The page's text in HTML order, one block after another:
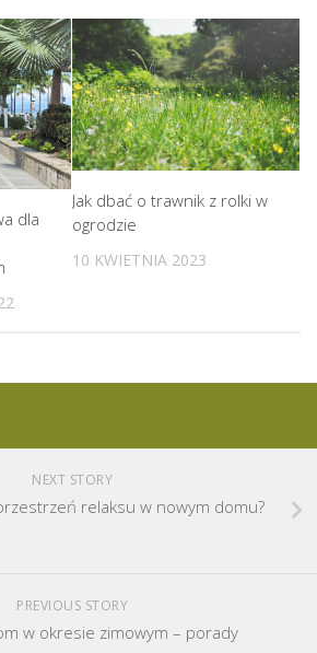
dla
Jak dbać o trawnik z rolki w
ogrodzie
10 KWIETNIA 2023
NEXT STORY
relaksu w nowym domu?
PREVIOUS STORY
w okresie zimowym – porady